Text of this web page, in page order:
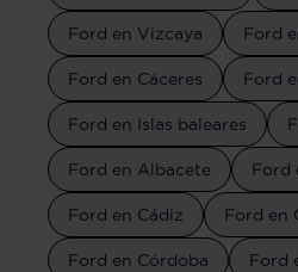
Ford en Vizcaya Ford
Ford en Cáceres Ford
Ford en Islas baleares
Ford en Albacete Ford
Ford en Cádiz Ford en
Ford en Córdoba Ford